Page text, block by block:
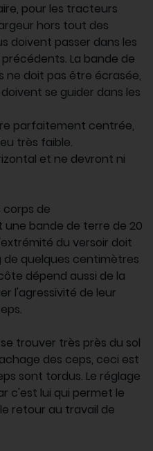
pour les tracteurs
hors tout des
doivent passer dans les
La bande de
ne doit pas être écrasée,
se guider dans les
parfaitement centrée,
très faible.
et ne devront ni
corps de
bande de terre de 20
du versoir doit
de quelques centimètres
dépend aussi de la
l'agressivité de leur
trouver très près du sol
des ceps, ceci est
sont tordus. Le réglage
c'est lui qui permet le
retour au travail de